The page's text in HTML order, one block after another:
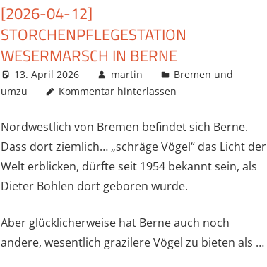
[2026-04-12]
STORCHENPFLEGESTATION
WESERMARSCH IN BERNE
13. April 2026 martin
Bremen und
umzu
Kommentar hinterlassen
Nordwestlich von Bremen befindet sich Berne.
Dass dort ziemlich… „schräge Vögel“ das Licht der
Welt erblicken, dürfte seit 1954 bekannt sein, als
Dieter Bohlen dort geboren wurde.
Aber glücklicherweise hat Berne auch noch
andere, wesentlich grazilere Vögel zu bieten als …